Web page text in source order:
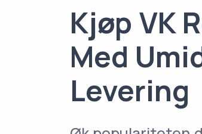
Kjøp VK
Med
Levering